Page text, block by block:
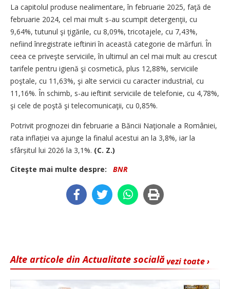
La capitolul produse nealimentare, în februarie 2025, faţă de
februarie 2024, cel mai mult s-au scumpit detergenţii, cu
9,64%, tutunul şi ţigările, cu 8,09%, tricotajele, cu 7,43%,
nefiind înregistrate ieftiniri în această categorie de mărfuri. În
ceea ce priveşte serviciile, în ultimul an cel mai mult au crescut
tarifele pentru igienă şi cosmetică, plus 12,88%, serviciile
poştale, cu 11,63%, şi alte servicii cu caracter industrial, cu
11,16%. În schimb, s-au ieftinit serviciile de telefonie, cu 4,78%,
şi cele de poştă şi telecomunicaţii, cu 0,85%.
Potrivit prognozei din februarie a Băncii Naţionale a României,
rata inflației va ajunge la finalul acestui an la 3,8%, iar la
sfârșitul lui 2026 la 3,1%. (C. Z.)
Citeşte mai multe despre:
BNR
vezi toate ›
Alte articole din Actualitate socială